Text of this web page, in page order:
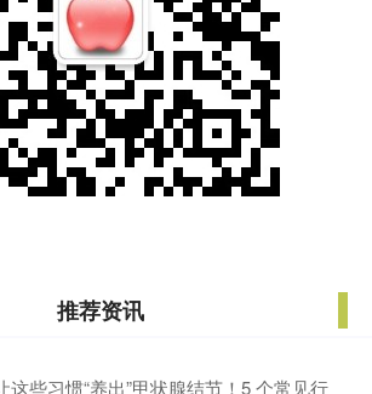
推荐资讯
这些习惯“养出”甲状腺结节！5 个常见行